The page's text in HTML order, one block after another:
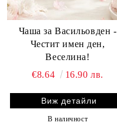
Чаша за Васильовден -
Честит имен ден,
Веселина!
€8.64
16.90 лв.
Виж детайли
В наличност